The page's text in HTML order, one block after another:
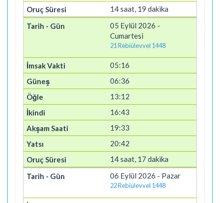
14 saat, 19 dakika
05 Eylül 2026 -
Cumartesi
21 Rebiülevvel 1448
05:16
06:36
13:12
16:43
19:33
20:42
14 saat, 17 dakika
06 Eylül 2026 - Pazar
22 Rebiülevvel 1448